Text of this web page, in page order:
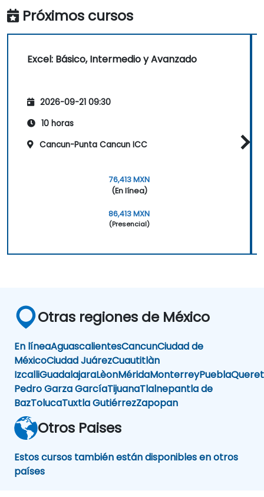
Próximos cursos
Excel: Básico, Intermedio y Avanzado
2026-09-21 09:30
10 horas
Cancun-Punta Cancun ICC
76,413 MXN
(En línea)
86,413 MXN
(Presencial)
Otras regiones de México
En líneaAguascalientesCancunCiudad de
MéxicoCiudad JuárezCuautitlàn
IzcalliGuadalajaraLèonMéridaMonterreyPuebla
Pedro Garza GarcíaTijuanaTlalnepantla de
BazTolucaTuxtla GutiérrezZapopan
Otros Paises
Estos cursos también están disponibles en otros
países